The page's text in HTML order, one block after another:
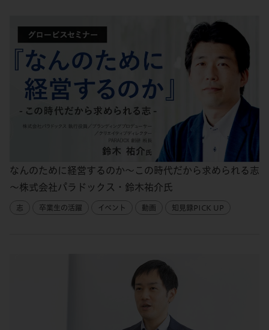
なんのために経営するのか～この時代だから求められる志
～株式会社パラドックス・鈴木祐介氏
志 卒業生の活躍 イベント 動画 知見録PICK UP